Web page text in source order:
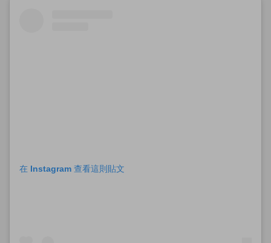
在 Instagram 查看這則貼文